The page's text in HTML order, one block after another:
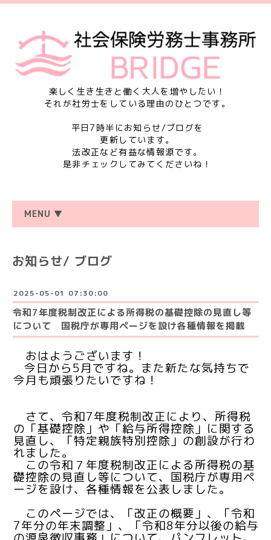
楽しく生き生きと働く大人を増やしたい！
それが社労士をしている理由のひとつです。
平日7時半にお知らせ/ブログを
更新しています。
法改正など有益な情報源です。
是非チェックしてみてくださいね！
MENU ▼
お知らせ/ ブログ
2025-05-01 07:30:00
令和7年度税制改正による所得税の基礎控除の見直し等
について 国税庁が専用ページを設け各種情報を掲載
おはようございます！
今日から5月ですね。また新たな気持ちで
今月も頑張りたいですね！
さて、 令和7年度税制改正により、所得税
の「基礎控除」や「給与所得控除」に関する
見直し、「特定親族特別控除」の創設が⾏わ
れました。
この令和７年度税制改正による所得税の基
礎控除の見直し等について、国税庁が専用ペ
ージを設け、各種情報を公表しました。
このページでは、「改正の概要」、「令和
7年分の年末調整」、「令和8年分以後の給与